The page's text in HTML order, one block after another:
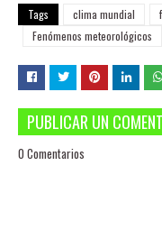
Tags clima mundial
Fenómenos meteorológicos
PUBLICAR UN
0 Comentarios